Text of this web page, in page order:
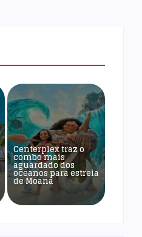
Centerplex traz o
combo mais
aguardado dos
oceanos para estreia
de Moana